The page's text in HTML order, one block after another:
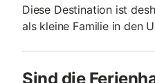
Diese Destination ist
als kleine Familie in den
Sind die